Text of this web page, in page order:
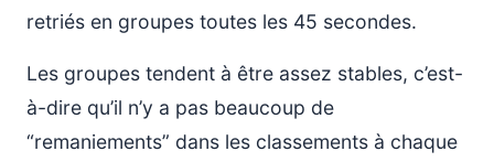
retriés en groupes toutes les 45 secondes.
Les groupes tendent à être assez stables, c’est-
à-dire qu’il n’y a pas beaucoup de
“remaniements” dans les classements à chaque